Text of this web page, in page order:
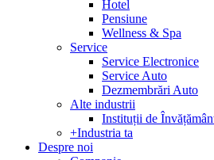
Hotel
Pensiune
Wellness & Spa
Service
Service Electronice
Service Auto
Dezmembrări Auto
Alte industrii
Instituții de
+Industria ta
Despre noi